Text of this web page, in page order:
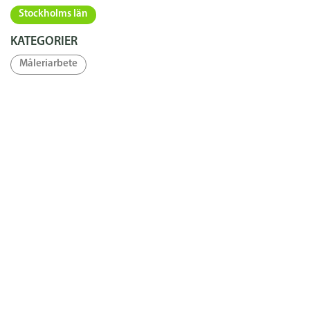
Stockholms län
KATEGORIER
Måleriarbete